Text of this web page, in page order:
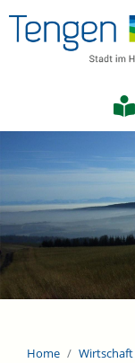
Home Wirtschaft